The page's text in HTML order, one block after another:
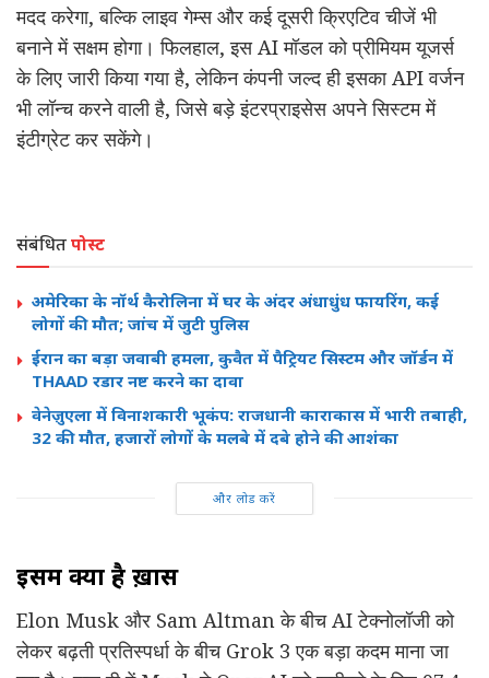
मदद करेगा, बल्कि लाइव गेम्स और कई दूसरी क्रिएटिव चीजें भी
बनाने में सक्षम होगा। फिलहाल, इस AI मॉडल को प्रीमियम यूजर्स
के लिए जारी किया गया है, लेकिन कंपनी जल्द ही इसका API वर्जन
भी लॉन्च करने वाली है, जिसे बड़े इंटरप्राइसेस अपने सिस्टम में
इंटीग्रेट कर सकेंगे।
संबंधितपोस्ट
अमेरिका के नॉर्थ कैरोलिना में घर के अंदर अंधाधुंध फायरिंग, कई
लोगों की मौत; जांच में जुटी पुलिस
ईरान का बड़ा जवाबी हमला, कुवैत में पैट्रियट सिस्टम और जॉर्डन में
THAAD रडार नष्ट करने का दावा
वेनेज़ुएला में विनाशकारी भूकंप: राजधानी काराकास में भारी तबाही,
32 की मौत, हजारों लोगों के मलबे में दबे होने की आशंका
और लोड करें
इसमें क्या है ख़ास
Elon Musk और Sam Altman के बीच AI टेक्नोलॉजी को
लेकर बढ़ती प्रतिस्पर्धा के बीच Grok 3 एक बड़ा कदम माना जा